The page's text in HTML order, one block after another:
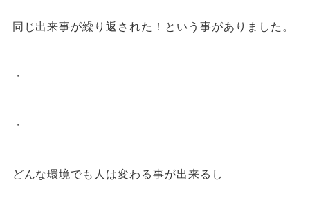
同じ出来事が繰り返された！という事がありました。
・
・
どんな環境でも人は変わる事が出来るし